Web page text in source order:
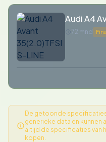
Audi A4
S-LINE
72 mnd
De getoonde
generieke data en
altijd de specificaties van
kopen.